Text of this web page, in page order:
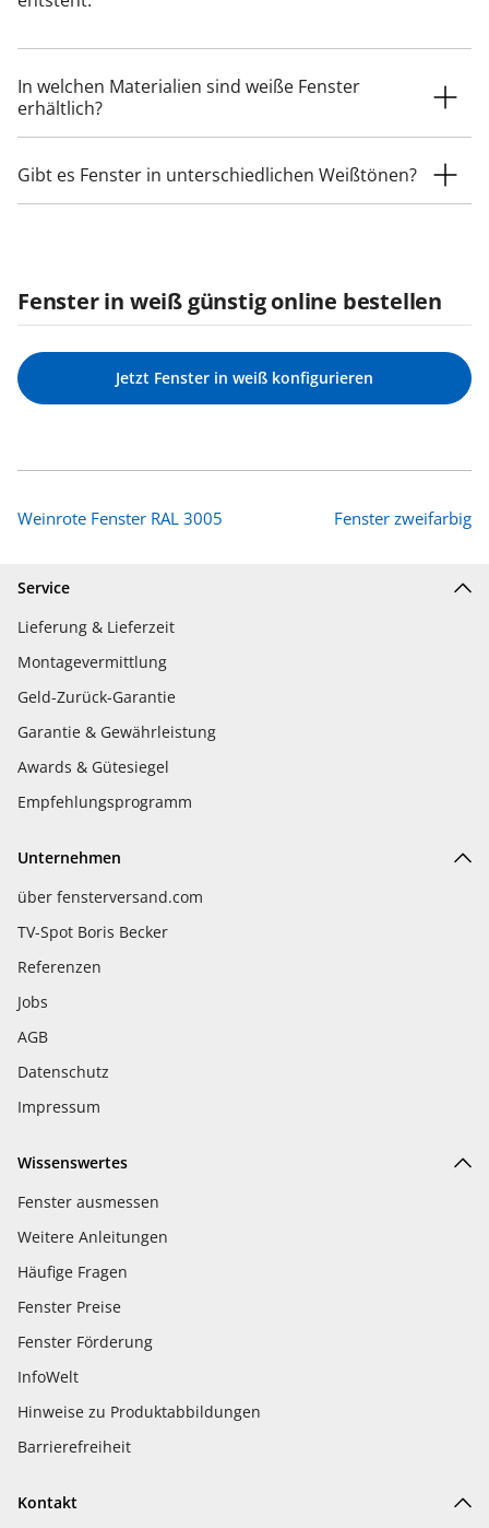
In welchen Materialien sind weiße Fenster
erhältlich?
Gibt es Fenster in unterschiedlichen Weißtönen?
Fenster in weiß günstig online bestellen
Jetzt Fenster in weiß konfigurieren
Weinrote Fenster RAL 3005 Fenster zweifarbig
Service
Lieferung & Lieferzeit
Montagevermittlung
Geld-Zurück-Garantie
Garantie & Gewährleistung
Awards & Gütesiegel
Empfehlungsprogramm
Unternehmen
über fensterversand.com
TV-Spot Boris Becker
Referenzen
Jobs
AGB
Datenschutz
Impressum
Wissenswertes
Fenster ausmessen
Weitere Anleitungen
Häufige Fragen
Fenster Preise
Fenster Förderung
InfoWelt
Hinweise zu Produktabbildungen
Barrierefreiheit
Kontakt